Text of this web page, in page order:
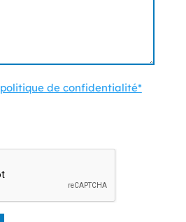
politique de confidentialité*